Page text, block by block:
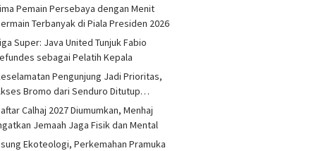
Pemain Persebaya dengan Menit
Terbanyak di Piala Presiden 2026
Super: Java United Tunjuk Fabio
sebagai Pelatih Kepala
Pengunjung Jadi Prioritas,
Bromo dari Senduro Ditutup…
Calhaj 2027 Diumumkan, Menhaj
Jemaah Jaga Fisik dan Mental
Ekoteologi, Perkemahan Pramuka